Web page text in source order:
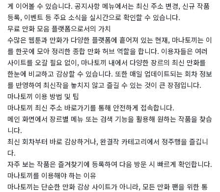
게 이어볼 수 있습니다. 공지사항 메뉴에서는 최신 주소 변경, 신규 작품
등록, 이벤트 등 주요 소식을 실시간으로 확인할 수 있습니다.
무료 만화 모음 플랫폼으로서의 가치
수많은 웹툰과 만화가 다양한 플랫폼에 흩어져 있는 현재, 마나토끼는 이
를 한곳에 모아 정리한 종합 만화 허브 역할을 합니다. 이용자들은 여러
사이트를 오갈 필요 없이, 마나토끼 내에서 다양한 장르의 최신 만화를
한눈에 비교하고 감상할 수 있습니다. 또한 매일 업데이트되는 회차 정보
를 반영하여 최신작을 놓치지 않고 즐길 수 있는 것이 큰 장점입니다.
마나토끼 이용 방법 및 팁
마나토끼 최신 주소 바로가기를 통해 안전하게 접속합니다.
메인 화면에서 장르별 메뉴 또는 검색 기능을 활용해 원하는 작품을 찾습
니다.
최신 회차부터 바로 감상하거나, 완결작 카테고리에서 정주행을 즐깁니
다.
자주 보는 작품은 즐겨찾기에 등록하여 다음 방문 시 빠르게 확인합니다.
마나토끼를 이용해야 하는 이유
마나토끼는 단순한 만화 감상 사이트가 아니라, 모든 만화 팬을 위한 통